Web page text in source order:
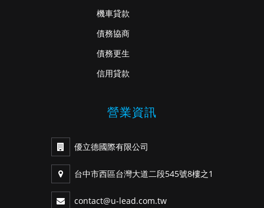
機車貸款
債務協商
債務更生
信用貸款
營業資訊
優立德國際有限公司
台中市西區台灣大道二段545號8樓之1
contact@u-lead.com.tw